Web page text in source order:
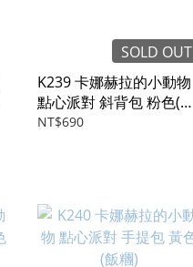
SOLD OUT
K239 卡娜赫拉的小動物
點心派對 斜背包 粉色(和
菓子)
NT$690